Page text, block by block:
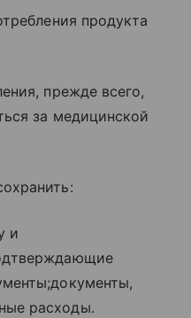
продукта
прежде всего,
за медицинской
и
расходы.